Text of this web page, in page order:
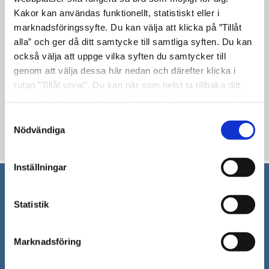
Kakor kan användas funktionellt, statistiskt eller i
marknadsföringssyfte. Du kan välja att klicka på ”Tillåt
alla” och ger då ditt samtycke till samtliga syften. Du kan
också välja att uppge vilka syften du samtycker till
genom att välja dessa här nedan och därefter klicka i
rutan ”Tillåt urval”. Du kan när som helst ta tillbaka ditt
"Visa detaljer" kan du läsa om hur kakorna används och
hur vi och våra leverantörer inhämtar och behandlar
Nödvändiga
Inställningar
Statistik
Marknadsföring
Bussar, räddningstjänsten, fotgängare och
cyklister kommer dock att kunna färdas på
Slussgatan under dessa dagar. Att
Sjöfartsverket asfalterar beror på att vägen
har fått skador efter spontningar av
slussen.
Södertälje kommun
Besöksadress: Nyköpingsvägen 26